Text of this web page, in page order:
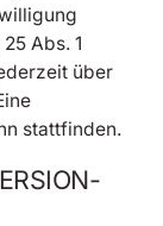
Abs. 1
über
stattfinden.